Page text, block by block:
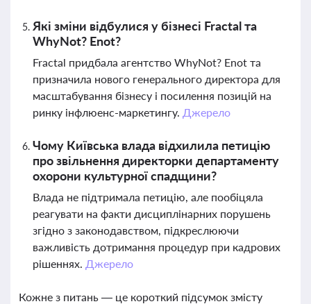
Які зміни відбулися у бізнесі Fractal та
WhyNot? Enot?
Fractal придбала агентство WhyNot? Enot та
призначила нового генерального директора для
масштабування бізнесу і посилення позицій на
ринку інфлюенс-маркетингу. Джерело
Чому Київська влада відхилила петицію
про звільнення директорки департаменту
охорони культурної спадщини?
Влада не підтримала петицію, але пообіцяла
реагувати на факти дисциплінарних порушень
згідно з законодавством, підкреслюючи
важливість дотримання процедур при кадрових
рішеннях. Джерело
Кожне з питань — це короткий підсумок змісту